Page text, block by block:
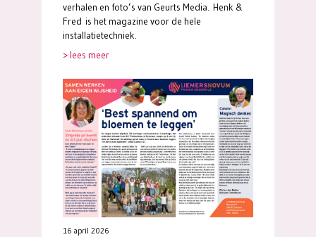
verhalen en foto’s van Geurts Media. Henk &
Fred is het magazine voor de hele
installatietechniek.
> lees meer
16 april 2026